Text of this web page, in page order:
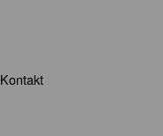
Kontakt